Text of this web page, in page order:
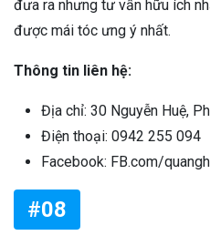
đưa ra nhưng tư vấn hữu ích
được mái tóc ưng ý nhất.
Thông tin liên hệ:
Địa chỉ: 30 Nguyễn Huệ,
Điện thoại: 0942 255 094
Facebook: FB.com/
#08